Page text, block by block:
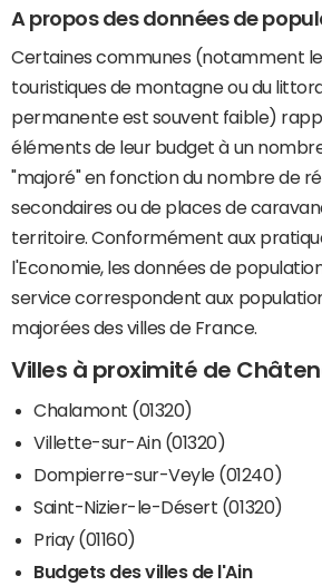
A propos des données de
Certaines communes (notamment
touristiques de montagne ou du
permanente est souvent faible)
éléments de leur budget à un
"majoré" en fonction du nombre de
secondaires ou de places de
territoire. Conformément aux
l'Economie, les données de
service correspondent aux
majorées des villes de France.
Villes à proximité de
Chalamont (01320)
Villette-sur-Ain (01320)
Dompierre-sur-Veyle (01240)
Saint-Nizier-le-Désert (01320)
Priay (01160)
Budgets des villes de l'Ain